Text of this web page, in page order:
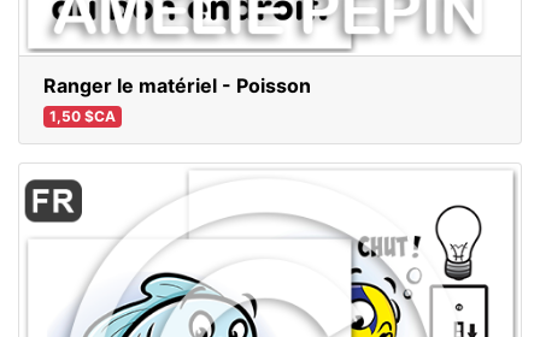
Ranger le matériel - Poisson
1,50 $CA